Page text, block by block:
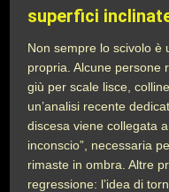
superfici
Non sempre lo scivolo è
propria. Alcune persone
giù per scale lisce,
un’analisi recente
discesa viene collegata
inconscio”, necessaria
rimaste in ombra. Altre
regressione: l’idea di